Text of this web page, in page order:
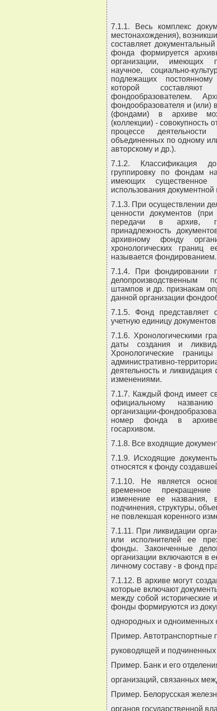
7.1.1. Весь комплекс
местонахождения),
составляет
фонда формируется
организации, имеющих
научное, социально-
подлежащих
которой
фондообразователем.
фондообразователя и (или)
(фондами) в архиве
(коллекции) - совокупность
процессе
объединенных по одному
авторскому и др.).
7.1.2. Классификация
группировку по фондам
имеющих
использования
7.1.3. При осуществлении
ценности документов
передачи в архив,
принадлежность
архивному фонду
хронологических границ
называется фондированием.
7.1.4. При фондировании
делопроизводственным
штампов и др. признакам
данной организации
7.1.5. Фонд представляет
учетную единицу
7.1.6. Хронологическими
даты создания и
Хронологические
административно-
деятельность и
изменениями.
7.1.7. Каждый фонд имеет
официальному
организации-
номер фонда в архиве
госархивом.
7.1.8. Все входящие
7.1.9. Исходящие
относятся к фонду
7.1.10. Не является
временное прекращение
изменение ее названия,
подчинения, структуры,
не повлекшая коренного
7.1.11. При ликвидации
или исполнителей ее
фонды. Законченные
организации включаются в
личному составу - в фонд
7.1.12. В архиве могут
которые включают
между собой исторические
фонды формируются из
однородных и одноименных
Пример. Автотранспортные
руководящей и подчиненных
Пример. Банк и его
организаций, связанных
Пример. Белорусская
органов государственной